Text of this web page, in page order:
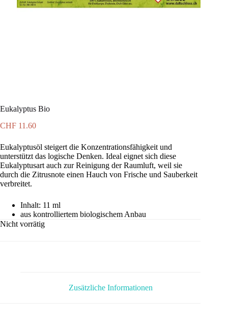
Eukalyptus Bio
CHF 11.60
Eukalyptusöl steigert die Konzentrationsfähigkeit und
unterstützt das logische Denken. Ideal eignet sich diese
Eukalyptusart auch zur Reinigung der Raumluft, weil sie
durch die Zitrusnote einen Hauch von Frische und Sauberkeit
verbreitet.
Inhalt: 11 ml
aus kontrolliertem biologischem Anbau
Nicht vorrätig
Zusätzliche Informationen